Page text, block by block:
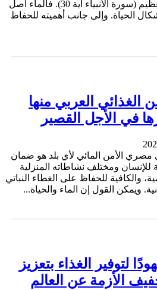
كل شيء حي" صدق الله العظيم (سورة الأنبياء آية 30). فالماء أصل
الحياة. وإلى جانب أهميته للحفاظ
الغذائي العربي منها
في الأجل القصير
مصري الأمن المائي لأي بلد هو ضمان
للإنسان ومختلف نشاطاته المنزلية
والكافية للحفاظ على الغطاء النباتي
ويمكن القول إن الماء والحياة...
لتوفير الغذاء بتعزيز
الأزمة عن العالم